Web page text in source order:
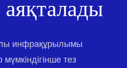
инфрақұрылымы
тез